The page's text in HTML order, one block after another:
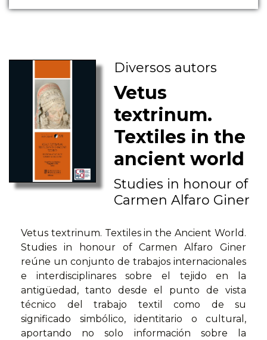
Diversos autors
Vetus
textrinum.
Textiles in the
ancient world
Studies in honour of
Carmen Alfaro Giner
Vetus textrinum. Textiles in the Ancient World.
Studies in honour of Carmen Alfaro Giner
reúne un conjunto de trabajos internacionales
e interdisciplinares sobre el tejido en la
antigüedad, tanto desde el punto de vista
técnico del trabajo textil como de su
significado simbólico, identitario o cultural,
aportando no solo información sobre la